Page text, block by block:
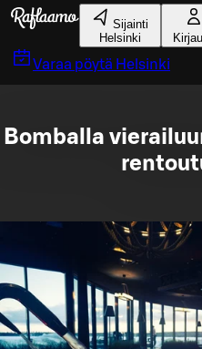
Siirry pääsisältöön
Sijainti
Helsinki
Varaa pöytä Helsinki
Bomballa